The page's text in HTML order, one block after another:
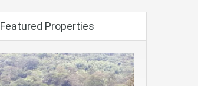
Featured Properties